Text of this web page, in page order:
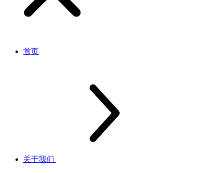
首页
关于我们